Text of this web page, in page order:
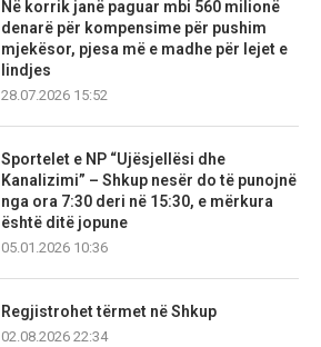
Në korrik janë paguar mbi 560 milionë
denarë për kompensime për pushim
mjekësor, pjesa më e madhe për lejet e
lindjes
28.07.2026 15:52
Sportelet e NP “Ujësjellësi dhe
Kanalizimi” – Shkup nesër do të punojnë
nga ora 7:30 deri në 15:30, e mërkura
është ditë jopune
05.01.2026 10:36
Regjistrohet tërmet në Shkup
02.08.2026 22:34